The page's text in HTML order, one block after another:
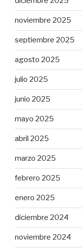
noviembre 2025
septiembre 2025
agosto 2025
julio 2025
junio 2025
mayo 2025
abril 2025
marzo 2025
febrero 2025
enero 2025
diciembre 2024
noviembre 2024